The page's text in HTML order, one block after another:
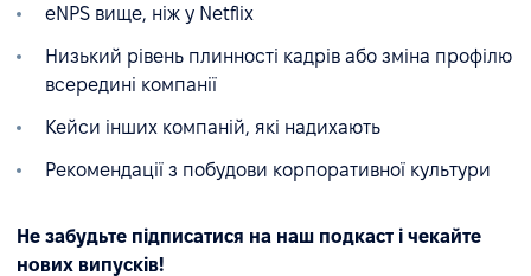
eNPS вище, ніж у Netflix
Низький рівень плинності кадрів або зміна профілю
всередині компанії
Кейси інших компаній, які надихають
Рекомендації з побудови корпоративної культури
Не забудьте підписатися на наш подкаст і чекайте
нових випусків!